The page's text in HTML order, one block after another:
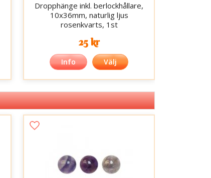
Dropphänge inkl. berlockhållare,
10x36mm, naturlig ljus
rosenkvarts, 1st
25 kr
Info Välj